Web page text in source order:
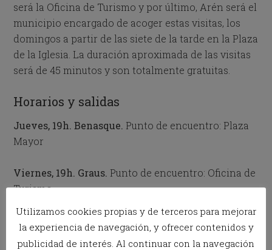
será la Oficina de Turismo y por último, Arén será el
municipio encargado de acoger estas visitas, los
domingos a partir de las siete de la tarde en la Plaza
de la Iglesia. La duración aproximada de las visitas
será de 45 minutos y son totalmente gratuitas.
Horarios y salidas
Jueves, 19h. Benasque. Punto de encuentro: Plaza
Mayor
Viernes, 19h. Graus. Punto de encuentro: Oficina de
Turismo
Sábado, 19h. Benabarre.
Punto de encuentro:
Oficina de Turismo
Utilizamos cookies propias y de terceros para mejorar
la experiencia de navegación, y ofrecer contenidos y
publicidad de interés. Al continuar con la navegación